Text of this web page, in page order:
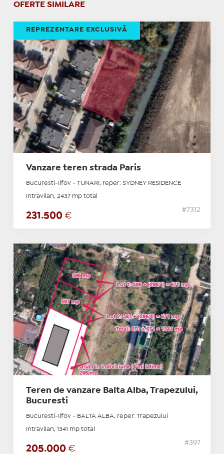
OFERTE SIMILARE
Vanzare teren strada Paris
Bucuresti-Ilfov - TUNARI, reper: SYDNEY RESIDENCE
Intravilan, 2437 mp total
231.500 €
#7312
REPREZENTARE EXCLUSIVĂ
Teren de vanzare Balta Alba, Trapezului,
Bucuresti
Bucuresti-Ilfov - BALTA ALBA, reper: Trapezului
Intravilan, 1341 mp total
205.000 €
#397